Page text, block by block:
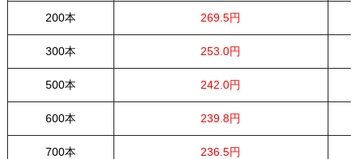
200本 269.5円
300本 253.0円
500本 242.0円
600本 239.8円
700本 236.5円